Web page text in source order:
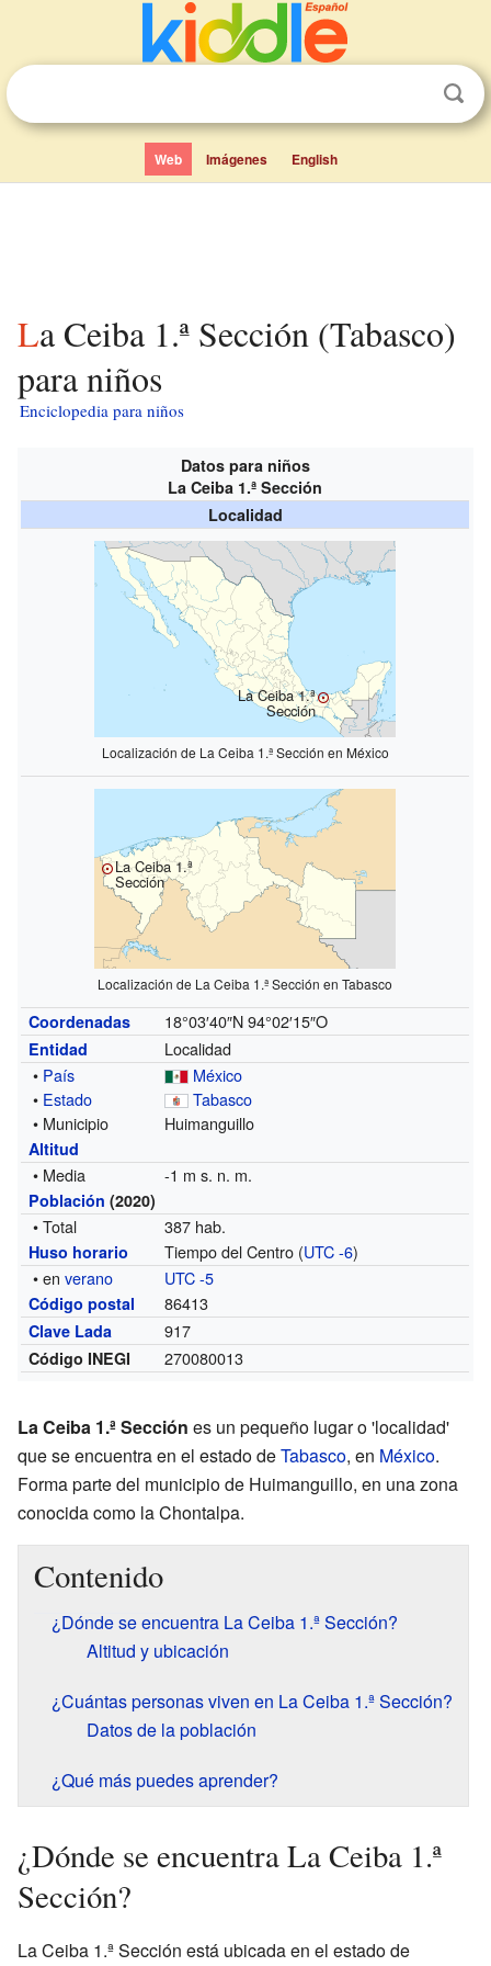
Web Imágenes English
La Ceiba 1.ª Sección (Tabasco)
para niños
Enciclopedia para niños
Datos para niños
La Ceiba 1.ª Sección
Localidad
La Ceiba 1.ª
Sección
Localización de La Ceiba 1.ª Sección en México
La Ceiba 1.ª
Sección
Localización de La Ceiba 1.ª Sección en Tabasco
Coordenadas 18°03′40″N 94°02′15″O
Entidad
Localidad
• País
México
• Estado
Tabasco
• Municipio
Huimanguillo
Altitud
• Media -1 m s. n. m.
Población (2020)
• Total 387 hab.
Huso horario Tiempo del Centro (UTC -6)
• enverano UTC -5
Código postal 86413
Clave Lada 917
Código INEGI 270080013
La Ceiba 1.ª Sección es un pequeño lugar o 'localidad'
que se encuentra en el estado deTabasco, en México.
Forma parte del municipio de Huimanguillo, en una zona
conocida como la Chontalpa.
Contenido
¿Dónde se encuentra La Ceiba 1.ª Sección?
Altitud y ubicación
¿Cuántas personas viven en La Ceiba 1.ª Sección?
Datos de la población
¿Qué más puedes aprender?
¿Dónde se encuentra La Ceiba 1.ª
Sección?
La Ceiba 1.ª Sección está ubicada en el estado de